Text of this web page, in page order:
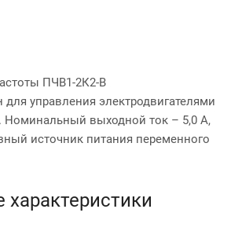
ПЧВ1-2К2-В
управления электродвигателями
Номинальный выходной ток – 5,0 А,
источник питания переменного
характеристики